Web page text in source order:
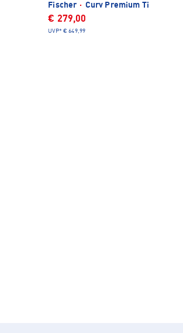
Fischer · Curv Premium Ti
€ 279,00
UVP* € 649,99